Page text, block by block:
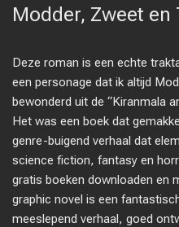
Modder, Zweet en
Deze roman is een echte
een personage dat ik altijd
bewonderd uit de “Kiranmala
Het was een boek dat
genre-buigend verhaal dat
science fiction, fantasy en
gratis boeken downloaden en
graphic novel is een
meeslepend verhaal, goed